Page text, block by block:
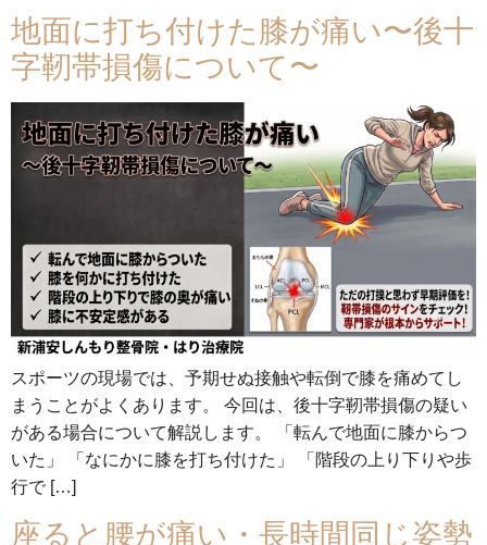
地面に打ち付けた膝が痛い〜後十
字靭帯損傷について〜
スポーツの現場では、予期せぬ接触や転倒で膝を痛めてし
まうことがよくあります。 今回は、後十字靭帯損傷の疑い
がある場合について解説します。 「転んで地面に膝からつ
いた」 「なにかに膝を打ち付けた」 「階段の上り下りや歩
行で […]
座ると腰が痛い・長時間同じ姿勢